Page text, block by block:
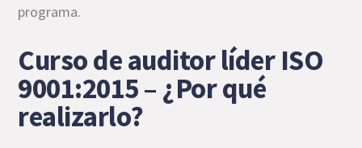
programa.
Curso de auditor líder ISO
9001:2015 – ¿Por qué
realizarlo?